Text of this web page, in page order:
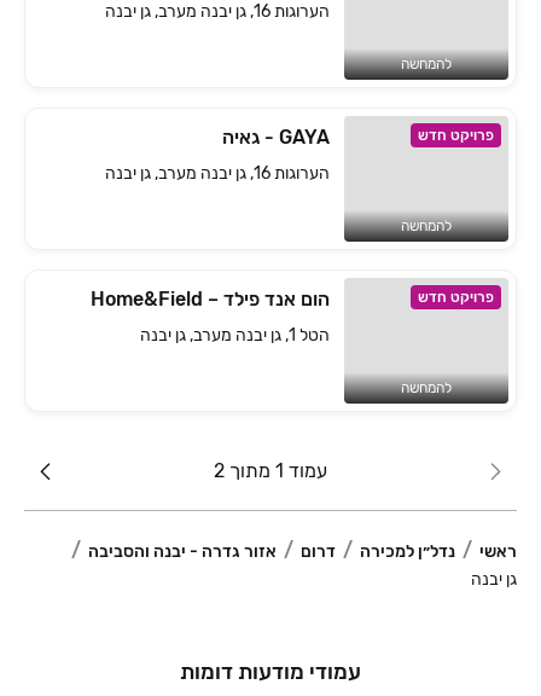
להמחשה
הערוגות 16, גן יבנה מערב, גן יבנה
פרויקט חדש
להמחשה
GAYA - גאיה
הערוגות 16, גן יבנה מערב, גן יבנה
פרויקט חדש
להמחשה
הום אנד פילד – Home&Field
הטל 1, גן יבנה מערב, גן יבנה
עמוד 1 מתוך 2
ראשי נדל״ן למכירה דרום
אזור גדרה - יבנה והסביבה
גן יבנה
עמודי מודעות דומות